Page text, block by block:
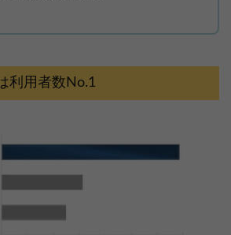
利用者数No.1